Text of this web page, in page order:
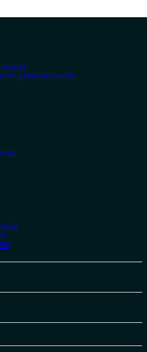
Infantil
suelos de Caucho